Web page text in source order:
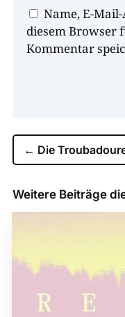
Name, E-
diesem Browser
Kommentar
← Die
Weitere Beiträge